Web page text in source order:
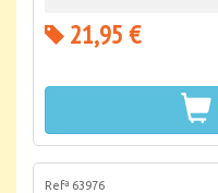
21,95 €
Refª 63976